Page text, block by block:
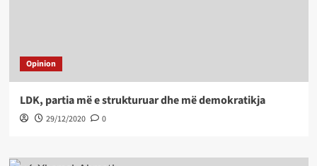
Opinion
LDK, partia më e strukturuar dhe më demokratikja
29/12/2020 0